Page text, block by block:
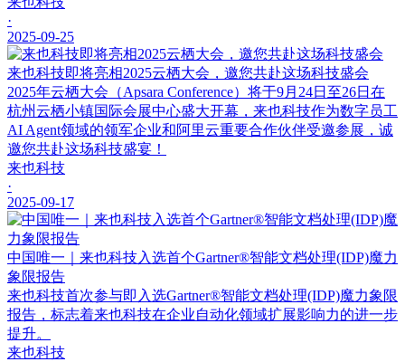
·
2025-09-25
来也科技即将亮相2025云栖大会，邀您共赴这场科技盛会
2025年云栖大会（Apsara Conference）将于9月24日至26日在
杭州云栖小镇国际会展中心盛大开幕，来也科技作为数字员工
AI Agent领域的领军企业和阿里云重要合作伙伴受邀参展，诚
邀您共赴这场科技盛宴！
来也科技
·
2025-09-17
中国唯一｜来也科技入选首个Gartner®智能文档处理(IDP)魔力
象限报告
来也科技首次参与即入选Gartner®智能文档处理(IDP)魔力象限
报告，标志着来也科技在企业自动化领域扩展影响力的进一步
提升。
来也科技